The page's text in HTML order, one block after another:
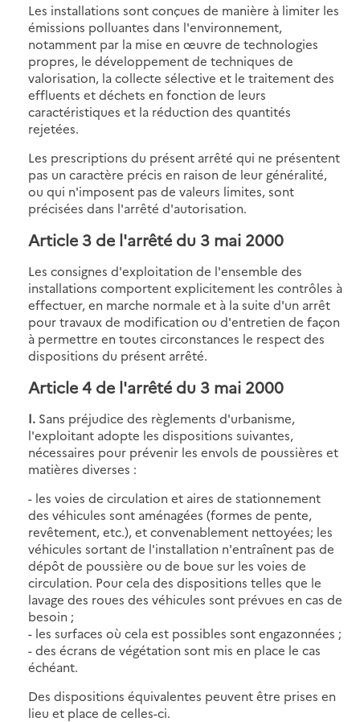
Les installations sont conçues de manière à limiter les
émissions polluantes dans l'environnement,
notamment par la mise en œuvre de technologies
propres, le développement de techniques de
valorisation, la collecte sélective et le traitement des
effluents et déchets en fonction de leurs
caractéristiques et la réduction des quantités
rejetées.
Les prescriptions du présent arrêté qui ne présentent
pas un caractère précis en raison de leur généralité,
ou qui n'imposent pas de valeurs limites, sont
précisées dans l'arrêté d'autorisation.
Article 3 de l'arrêté du 3 mai 2000
Les consignes d'exploitation de l'ensemble des
installations comportent explicitement les contrôles à
effectuer, en marche normale et à la suite d'un arrêt
pour travaux de modification ou d'entretien de façon
à permettre en toutes circonstances le respect des
dispositions du présent arrêté.
Article 4 de l'arrêté du 3 mai 2000
I. Sans préjudice des règlements d'urbanisme,
l'exploitant adopte les dispositions suivantes,
nécessaires pour prévenir les envols de poussières et
matières diverses :
- les voies de circulation et aires de stationnement
des véhicules sont aménagées (formes de pente,
revêtement, etc.), et convenablement nettoyées; les
véhicules sortant de l'installation n'entraînent pas de
dépôt de poussière ou de boue sur les voies de
circulation. Pour cela des dispositions telles que le
lavage des roues des véhicules sont prévues en cas de
besoin ;
- les surfaces où cela est possibles sont engazonnées ;
- des écrans de végétation sont mis en place le cas
échéant.
Des dispositions équivalentes peuvent être prises en
lieu et place de celles-ci.